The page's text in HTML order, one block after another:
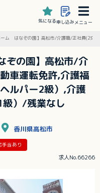
気になる申し込みメニュー
ーム はなぞの園】高松市/介護職/正社員(2交
ぞの園】高松市/介
車運転免許,介護福
ルパー2級）,介護
）/残業なし
香川県高松市
手当あり
求人No.66266